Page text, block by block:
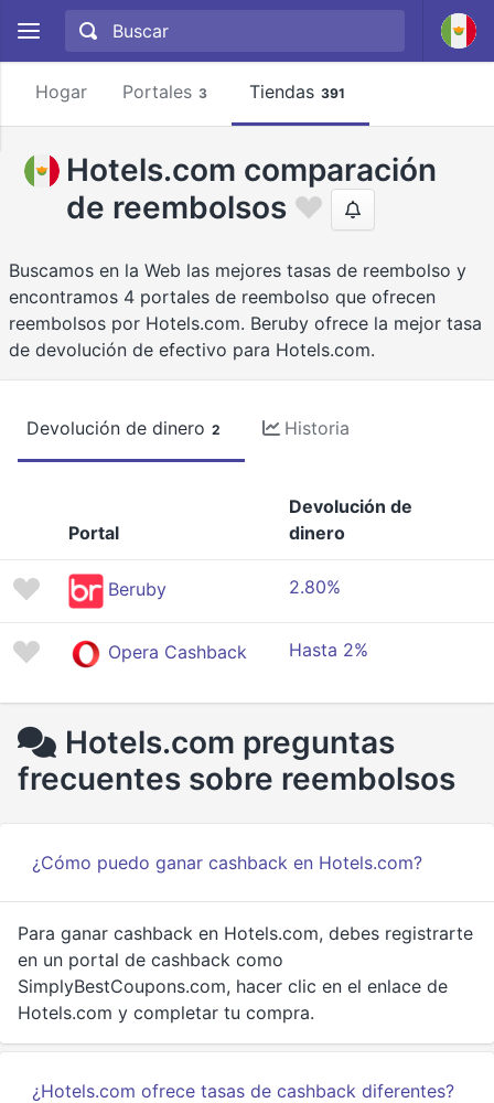
Hogar Portales 3 Tiendas 391
Hotels.com comparación
de reembolsos
Buscamos en la Web las mejores tasas de reembolso y
encontramos 4 portales de reembolso que ofrecen
reembolsos por Hotels.com. Beruby ofrece la mejor tasa
de devolución de efectivo para Hotels.com.
Devolución de dinero 2 Historia
Portal
Devolución de
dinero
Beruby 2.80%
Opera Cashback Hasta 2%
Hotels.com preguntas
frecuentes sobre reembolsos
¿Cómo puedo ganar cashback en Hotels.com?
Para ganar cashback en Hotels.com, debes registrarte
en un portal de cashback como
SimplyBestCoupons.com, hacer clic en el enlace de
Hotels.com y completar tu compra.
¿Hotels.com ofrece tasas de cashback diferentes?